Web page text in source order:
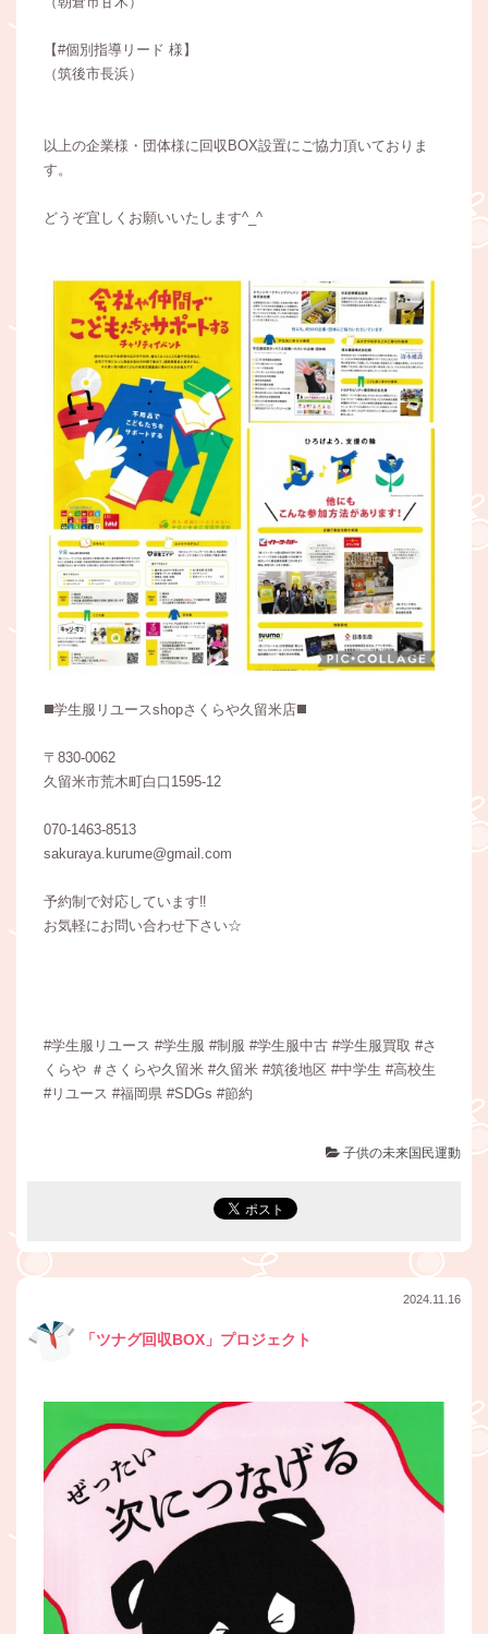
【#個別指導リード 様】
（筑後市長浜）
以上の企業様・団体様に回収BOX設置にご協力頂いておりま
す。
どうぞ宜しくお願いいたします^_^
◼️学生服リユースshopさくらや久留米店◼️
〒830-0062
久留米市荒木町白口1595-12
070-1463-8513
sakuraya.kurume@gmail.com
予約制で対応しています‼︎
お気軽にお問い合わせ下さい☆
#学生服リユース #学生服 #制服 #学生服中古 #学生服買取 #さ
くらや ＃さくらや久留米 #久留米 #筑後地区 #中学生 #高校生
#リユース #福岡県 #SDGs #節約
子供の未来国民運動
2024.11.16
「ツナグ回収BOX」プロジェクト